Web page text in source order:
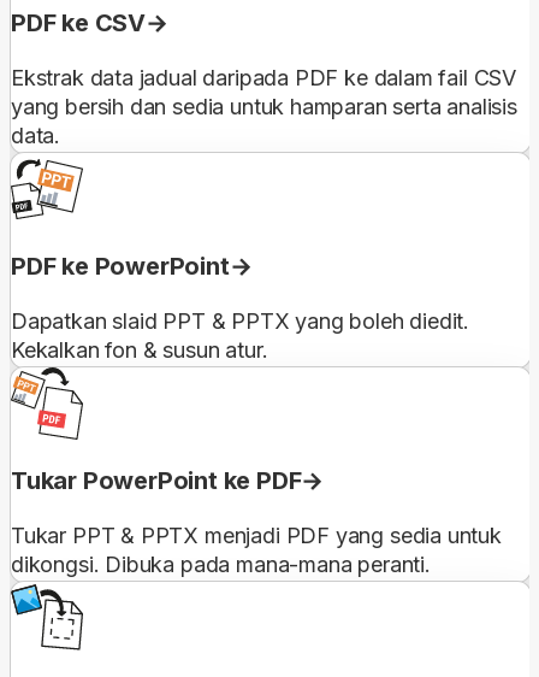
PDF ke CSV
Ekstrak data jadual daripada PDF ke dalam fail CSV
yang bersih dan sedia untuk hamparan serta analisis
data.
PDF ke PowerPoint
Dapatkan slaid PPT & PPTX yang boleh diedit.
Kekalkan fon & susun atur.
Tukar PowerPoint ke PDF
Tukar PPT & PPTX menjadi PDF yang sedia untuk
dikongsi. Dibuka pada mana-mana peranti.